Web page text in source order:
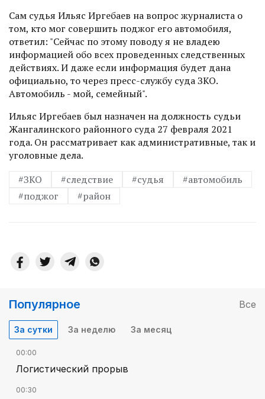
Сам судья Ильяс Иргебаев на вопрос журналиста о
том, кто мог совершить поджог его автомобиля,
ответил: "Сейчас по этому поводу я не владею
информацией обо всех проведенных следственных
действиях. И даже если информация будет дана
официально, то через пресс-службу суда ЗКО.
Автомобиль - мой, семейный".
Ильяс Иргебаев был назначен на должность судьи
Жангалинского районного суда 27 февраля 2021
года. Он рассматривает как административные, так и
уголовные дела.
#ЗКО
#следствие #судья
#автомобиль
#поджог
#район
Популярное Все
За сутки За неделю За месяц
00:00
Логистический прорыв
00:30